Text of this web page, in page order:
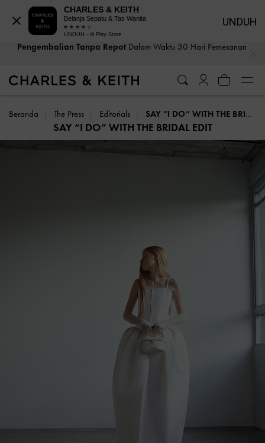
Bea Cukai & Pajak Dibayar. Tidak Ada Biaya Tersembunyi Saat
Beranda The Press Editorials SAY “I DO” WITH THE BRIDAL EDIT
SAY “I DO” WITH THE BRIDAL EDIT
CHARLES & KEITH
Belanja Sepatu & Tas Wanita
UNDUH - di Play Store
UNDUH